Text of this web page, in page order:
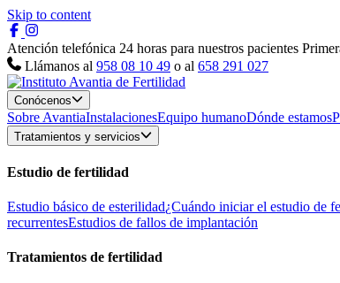
Skip to content
Atención telefónica 24 horas para nuestros pacientes
Llámanos al 958 08 10 49 o al 658 291 027
Conócenos
Sobre AvantiaInstalacionesEquipo humanoDónde estamos
Tratamientos y servicios
Estudio de fertilidad
Estudio básico de esterilidad¿Cuándo iniciar el estudio de
recurrentesEstudios de fallos de implantación
Tratamientos de fertilidad